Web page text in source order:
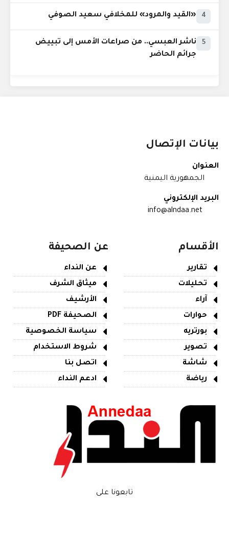
4 «القيد والمرود» للمخلافي سعيد الصوفي
5
ناشر العبسي.. من صراعات الأمس إلى تبييض
جرائم الحاضر
بيانات الإتصال
العنوان
الجمهورية اليمنية
البريد الإلكتروني
info@alndaa.net
الأقسام
تقارير
تحليلات
آراء
حوارات
بورتريه
تصوير
شاشة
رياضة
عن الصحيفة
عن النداء
ميثاق الشرف
الأرشيف
الصحيفة PDF
سياسة الخصوصية
شروط الاستخدام
اتصل بنا
ادعم النداء
تابعونا على